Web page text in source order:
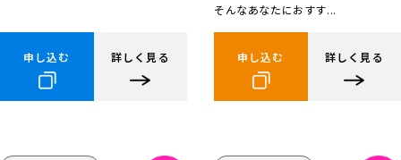
申し込む 詳しく見る
そんなあなたにおすす...
申し込む 詳しく見る